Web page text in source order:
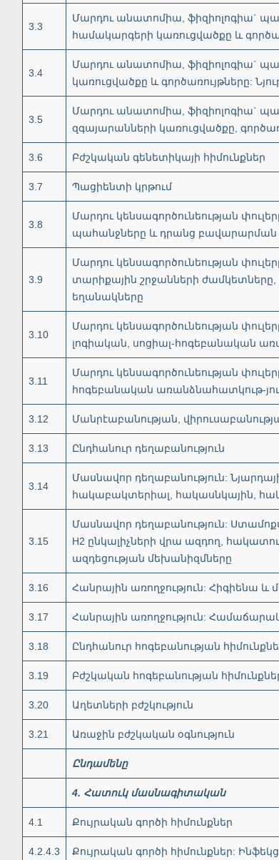
3.3
Մարդու անատոմիա, ֆիզիոլոգիա`
համակարգերի կառուցվածքը և
3.4
Մարդու անատոմիա, ֆիզիոլոգիա`
կառուցվածքը և գործառույթները:
3.5
Մարդու անատոմիա, ֆիզիոլոգիա`
զգայարանների կառուցվածքը,
3.6 Բժշկական գենետիկայի հիմունքներ
3.7 Պացիենտի կրթում
3.8
Մարդու կենսագործունեության
պահանջները և դրանց բավարարման
3.9
Մարդու կենսագործունեության
տարիքային շրջանների
եղանակները
3.10
Մարդու կենսագործունեության
լոգիական, սոցիալ-հոգեբանական
3.11
Մարդու կենսագործունեության
հոգեբանական առանձնահատկութ-
3.12 Մանրէաբանության,
3.13 Ընդհանուր դեղաբանություն
3.14
Մասնավոր դեղաբանություն:
հակաբակտերիալ, հակասնկային,
3.15
Մասնավոր դեղաբանություն:
H2 ընկալիչների վրա ազդող,
ազդեցության մեխանիզմները
3.16 Հանրային առողջություն: Հիգիենա և
3.17 Հանրային առողջություն:
3.18 Ընդհանուր հոգեբանության
3.19 Բժշկական հոգեբանության
3.20 Աղետների բժշկություն
3.21 Առաջին բժշկական օգնություն
Ընդամենը
4. Հատուկ մասնագիտական
4.1 Քույրական գործի հիմունքներ
4.2.4.3 Քույրական գործի հիմունքներ: